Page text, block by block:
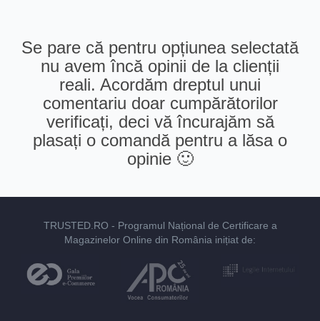
Se pare că pentru opțiunea selectată
nu avem încă opinii de la clienții
reali. Acordăm dreptul unui
comentariu doar cumpărătorilor
verificați, deci vă încurajăm să
plasați o comandă pentru a lăsa o
opinie 🙂
TRUSTED.RO - Programul Național de Certificare a
Magazinelor Online din România inițiat de: